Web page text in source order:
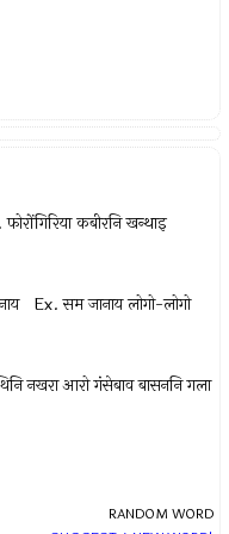
फोरोंगिरिया कबीरनि खन्थाइ
Ex.सम जानाय लोगो-लोगो
नखरा आरो गंसेबाव बासननि गला
RANDOM WORD